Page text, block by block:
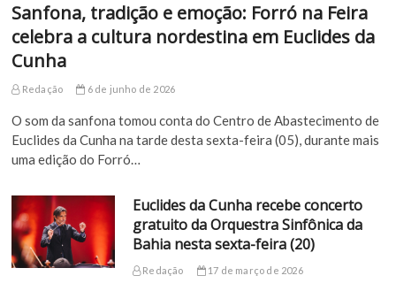
Sanfona, tradição e emoção: Forró na Feira
celebra a cultura nordestina em Euclides da
Cunha
Redação 6 de junho de 2026
O som da sanfona tomou conta do Centro de Abastecimento de
Euclides da Cunha na tarde desta sexta-feira (05), durante mais
uma edição do Forró…
Euclides da Cunha recebe concerto
gratuito da Orquestra Sinfônica da
Bahia nesta sexta-feira (20)
Redação 17 de março de 2026